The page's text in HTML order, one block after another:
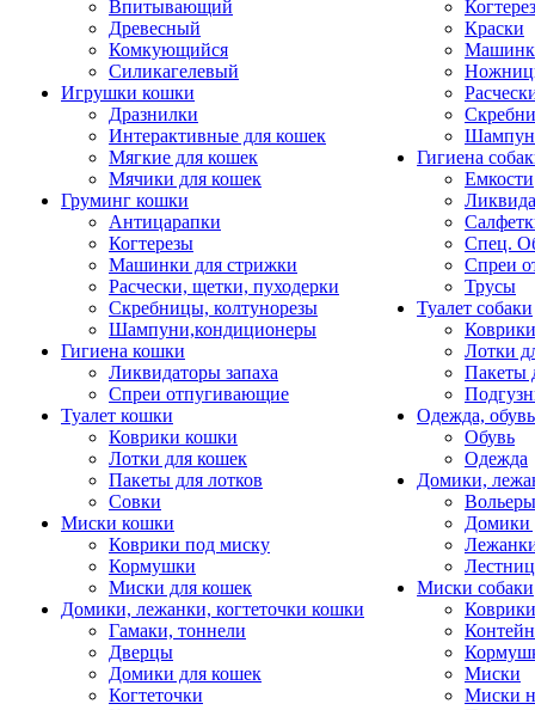
Впитывающий
Древесный
Комкующийся
Силикагелевый
Игрушки кошки
Дразнилки
Интерактивные для кошек
Мягкие для кошек
Мячики для кошек
Груминг кошки
Антицарапки
Когтерезы
Машинки для стрижки
Расчески, щетки, пуходерки
Скребницы, колтунорезы
Шампуни,кондиционеры
Гигиена кошки
Ликвидаторы запаха
Спреи отпугивающие
Туалет кошки
Коврики кошки
Лотки для кошек
Пакеты для лотков
Совки
Миски кошки
Коврики под миску
Кормушки
Миски для кошек
Домики, лежанки, когтеточки кошки
Гамаки, тоннели
Дверцы
Домики для кошек
Когтеточки
Краски
Гигиена
Емкости
Спец.
Спреи
Трусы
Туалет собаки
Коврики
Лотки
Пакеты
Одежда, обувь
Обувь
Одежда
Домики,
Домики
Миски собаки
Миски
Миски